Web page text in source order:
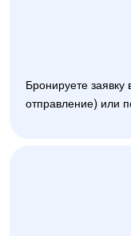
Бронируете
отправление) или